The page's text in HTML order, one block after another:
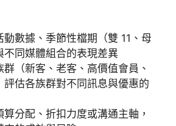
動數據、季節性檔期（雙 11、母
不同媒體組合的表現差異
群（新客、老客、高價值會員、
評估各族群對不同訊息與優惠的
算分配、折扣力度或溝通主軸，